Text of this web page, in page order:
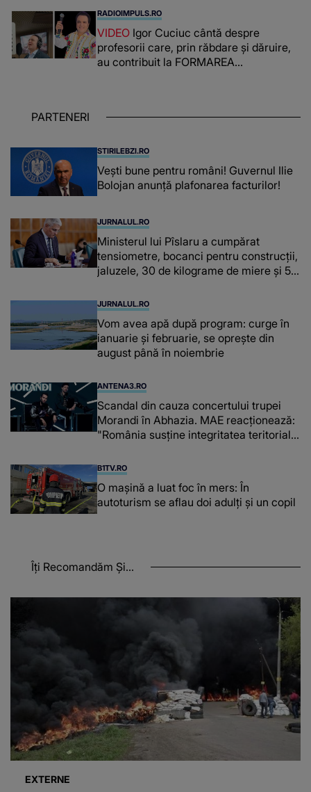
românca ucisă în Italia și ascunsă în
lada unui pat: " Îmi pare rău că nu am
reușit să fac mai mult pentru ea și..."
RADIOIMPULS.RO
VIDEO Igor Cuciuc cântă despre
profesorii care, prin răbdare și dăruire,
au contribuit la FORMAREA
chiar și după trecerea anilor: "De
PARTENERI
STIRILEBZI.RO
Vești bune pentru români! Guvernul Ilie
Bolojan anunță plafonarea facturilor!
JURNALUL.RO
Ministerul lui Pîslaru a cumpărat
tensiometre, bocanci pentru construcții,
jaluzele, 30 de kilograme de miere și 50
JURNALUL.RO
Vom avea apă după program: curge în
ianuarie și februarie, se oprește din
august până în noiembrie
ANTENA3.RO
Scandal din cauza concertului trupei
Morandi în Abhazia. MAE reacționează:
"România susține integritatea teritorială
B1TV.RO
O maşină a luat foc în mers: În
autoturism se aflau doi adulți și un copil
Îți Recomandăm Și...
EXTERNE